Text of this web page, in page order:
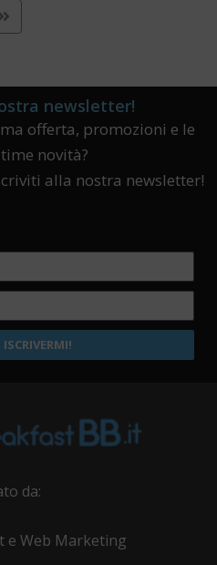
newsletter!
offerta, promozioni e le
novità?
alla nostra newsletter!
da:
e Web Marketing